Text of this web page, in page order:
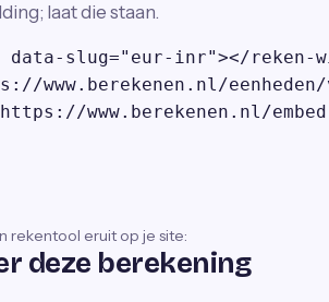
laat die staan.
data-slug="eur-inr"></reken-
www.berekenen.nl/
www.berekenen.nl/
rekentool eruit op je site:
deze berekening